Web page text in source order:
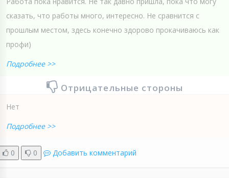
сказать, что работы много, интересно. Не сравнится с
прошлым местом, здесь конечно здорово прокачиваюсь как
профи)
Подробнее >>
Отрицательные стороны
Нет
Подробнее >>
0 0 Добавить комментарий